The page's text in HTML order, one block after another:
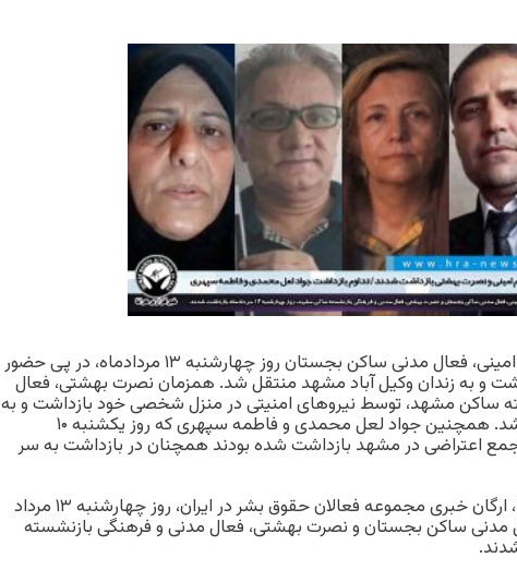
هاشم امینی، فعال مدنی ساکن بجستان روز چهارشنبه ۱۳ مردادماه، در پی حضور
و به زندان وکیل آباد مشهد منتقل شد. همزمان نصرت بهشتی، فعال
ساکن مشهد، توسط نیروهای امنیتی در منزل شخصی خود بازداشت و به
مکان نامعلومی منتقل شد. همچنین جواد لعل محمدی و فاطمه سپهری که روز یکشنبه ۱۰
اعتراضی در مشهد بازداشت شده بودند همچنان در بازداشت به سر
به گزارش خبرگزاری هرانا، ارگان خبری مجموعه فعالان حقوق بشر در ایران، روز چهارشنبه ۱۳ مرداد
مدنی ساکن بجستان و نصرت بهشتی، فعال مدنی و فرهنگی بازنشسته